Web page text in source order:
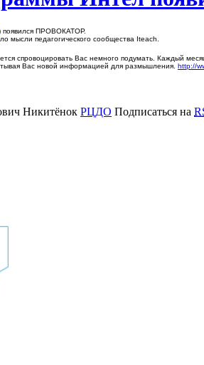
появился ПРОВОКАТОР.
педагогического сообщества Iteach.
спровоцировать Вас немного подумать. Каждый
Вас новой информацией для размышления. http://
Никитёнок РЦДО Подписаться на